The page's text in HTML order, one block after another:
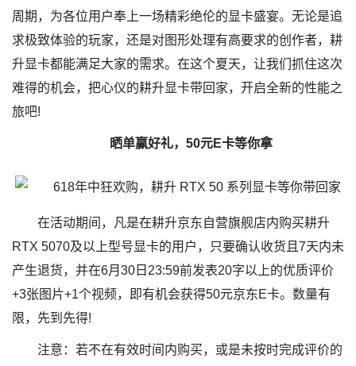
周期，为各位用户奉上一场精彩绝伦的显卡盛宴。无论是追
求极致体验的玩家，还是对图形处理有高要求的创作者，耕
升显卡都能满足大家的需求。在这个夏天，让我们抓住这次
难得的机会，把心仪的耕升显卡带回家，开启全新的性能之
旅吧!
晒单赢好礼，50元E卡等你拿
在活动期间，凡是在耕升京东自营旗舰店内购买耕升
RTX 5070及以上型号显卡的用户，只要确认收货且7天内未
产生退货，并在6月30日23:59前发表20字以上的优质评价
+3张图片+1个视频，即有机会获得50元京东E卡。数量有
限，先到先得!
注意：若不在有效时间内购买，或是未按时完成评价的